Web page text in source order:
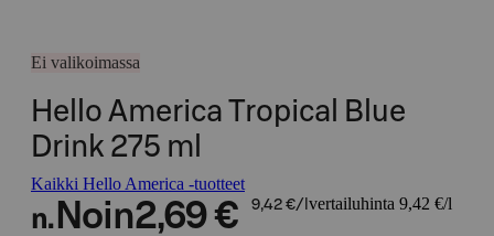
Ei valikoimassa
Hello America Tropical Blue
Drink 275 ml
Kaikki Hello America -tuotteet
n. Noin2,69 € 9,42 €/l vertailuhinta 9,42 €/l